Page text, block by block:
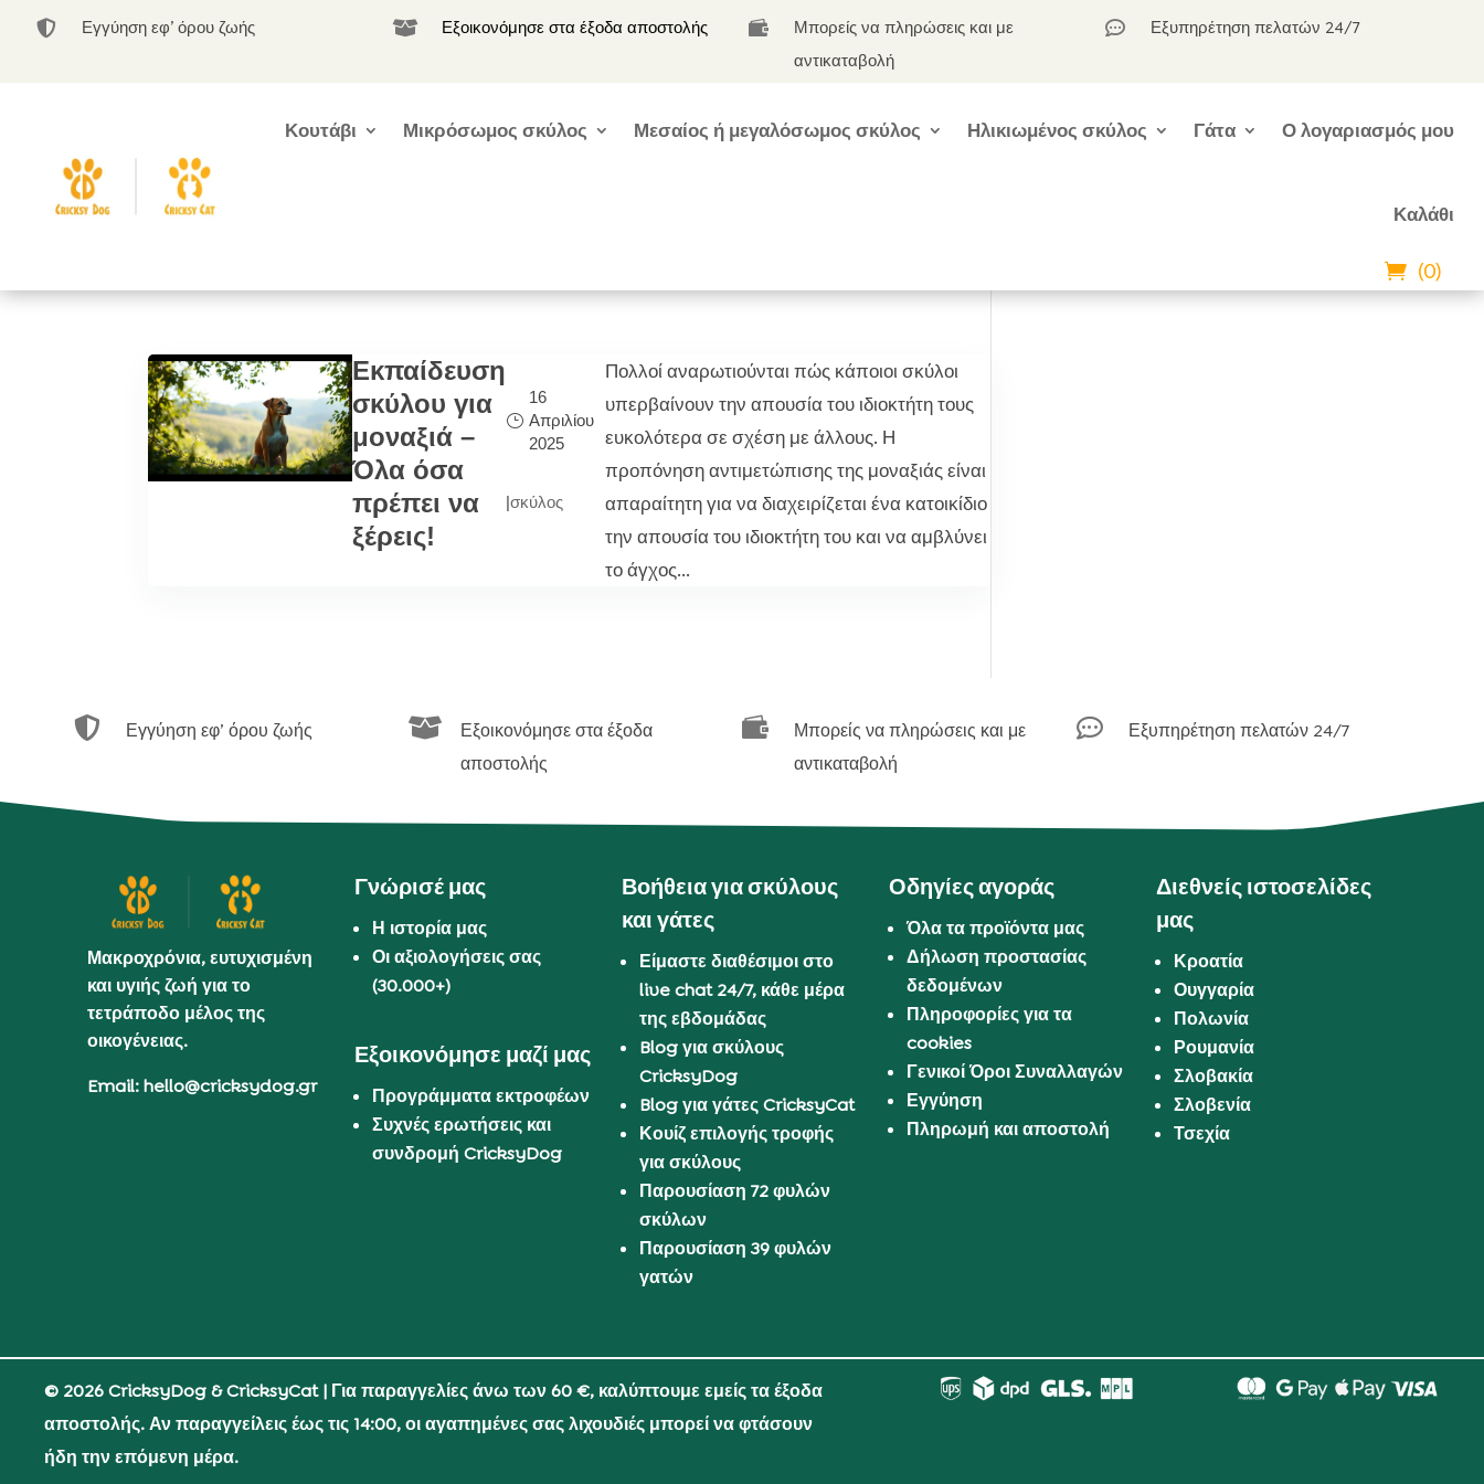
 Εγγύηση εφ’ όρου ζωής  Εξοικονόμησε στα έξοδα αποστολής 
Μπορείς να πληρώσεις και με
αντικαταβολή
 Εξυπηρέτηση πελατών 24/7
Κουτάβι Μικρόσωμος σκύλος Μεσαίος ή μεγαλόσωμος σκύλος Ηλικιωμένος σκύλος Γάτα Ο λογαριασμός μου
Καλάθι
(0)
Εκπαίδευση
σκύλου για
μοναξιά –
Όλα όσα
πρέπει να
ξέρεις!
16
Απριλίου
2025
|σκύλος
Πολλοί αναρωτιούνται πώς κάποιοι σκύλοι
υπερβαίνουν την απουσία του ιδιοκτήτη τους
ευκολότερα σε σχέση με άλλους. Η
προπόνηση αντιμετώπισης της μοναξιάς είναι
απαραίτητη για να διαχειρίζεται ένα κατοικίδιο
την απουσία του ιδιοκτήτη του και να αμβλύνει
το άγχος...
 Εγγύηση εφ’ όρου ζωής 
Εξοικονόμησε στα έξοδα
αποστολής

Μπορείς να πληρώσεις και με
αντικαταβολή
 Εξυπηρέτηση πελατών 24/7
Μακροχρόνια, ευτυχισμένη
και υγιής ζωή για το
τετράποδο μέλος της
οικογένειας.
Email: hello@cricksydog.gr
Γνώρισέ μας
Η ιστορία μας
Οι αξιολογήσεις σας
(30.000+)
Εξοικονόμησε μαζί μας
Προγράμματα εκτροφέων
Συχνές ερωτήσεις και
συνδρομή CricksyDog
Βοήθεια για σκύλους
και γάτες
Είμαστε διαθέσιμοι στο
live chat 24/7, κάθε μέρα
της εβδομάδας
Blog για σκύλους
CricksyDog
Blog για γάτες CricksyCat
Κουίζ επιλογής τροφής
για σκύλους
Παρουσίαση 72 φυλών
σκύλων
Παρουσίαση 39 φυλών
γατών
Οδηγίες αγοράς
Όλα τα προϊόντα μας
Δήλωση προστασίας
δεδομένων
Πληροφορίες για τα
cookies
Γενικοί Όροι Συναλλαγών
Εγγύηση
Πληρωμή και αποστολή
Διεθνείς ιστοσελίδες
μας
Κροατία
Ουγγαρία
Πολωνία
Ρουμανία
Σλοβακία
Σλοβενία
Τσεχία
© 2026 CricksyDog & CricksyCat| Για παραγγελίες άνω των 60 €, καλύπτουμε εμείς τα έξοδα
αποστολής. Αν παραγγείλεις έως τις 14:00, οι αγαπημένες σας λιχουδιές μπορεί να φτάσουν
ήδη την επόμενη μέρα.